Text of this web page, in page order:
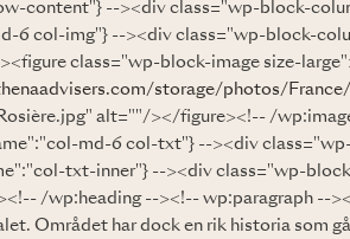
content"} --><div class="wp-block-
6 col-img"} --><div class="wp-block-
class="wp-block-image size-
storage/photos/
Rosière.jpg" alt=""/></figure><!-- /
md-6 col-txt"} --><div
txt-inner"} --><div class="wp-
/wp:heading --><!-- wp:paragraph --
Området har dock en rik historia som